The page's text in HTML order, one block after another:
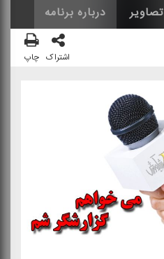
درباره برنامه
اشتراک چاپ